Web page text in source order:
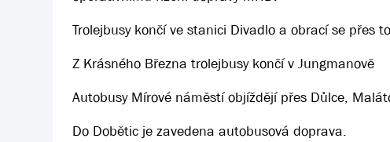
Trolejbusy končí ve stanici Divadlo a obrací se přes
Z Krásného Března trolejbusy končí v Jungmanově
Autobusy Mírové náměstí objíždějí přes Důlce,
Do Dobětic je zavedena autobusová doprava.